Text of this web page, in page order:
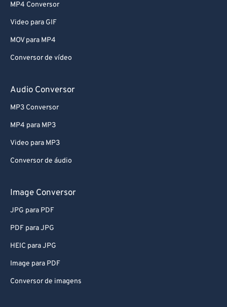
MP4 Conversor
Video para GIF
MOV para MP4
Conversor de vídeo
Audio Conversor
MP3 Conversor
MP4 para MP3
Video para MP3
Conversor de áudio
Image Conversor
JPG para PDF
PDF para JPG
HEIC para JPG
Image para PDF
Conversor de imagens